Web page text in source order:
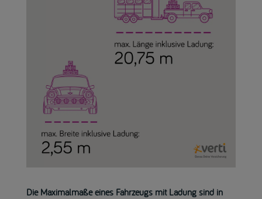
Die Maximalmaße eines Fahrzeugs mit Ladung sind in